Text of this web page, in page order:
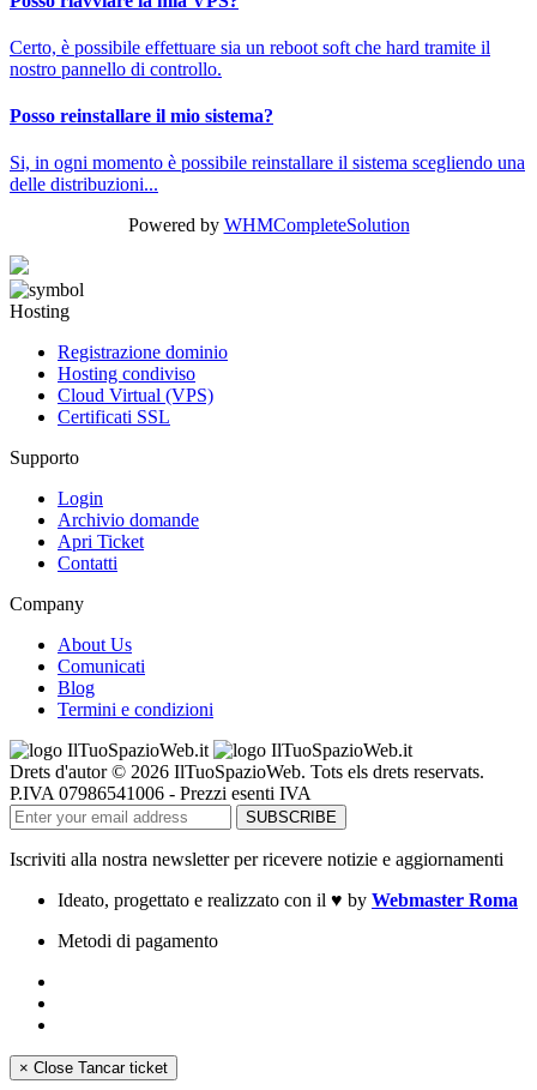
Certo, è possibile effettuare sia un reboot soft che hard tramite il
nostro pannello di controllo.
Posso reinstallare il mio sistema?
Si, in ogni momento è possibile reinstallare il sistema scegliendo una
delle distribuzioni...
Powered by WHMCompleteSolution
Hosting
Registrazione dominio
Hosting condiviso
Cloud Virtual (VPS)
Certificati SSL
Supporto
Login
Archivio domande
Apri Ticket
Contatti
Company
About Us
Comunicati
Blog
Termini e condizioni
Drets d'autor © 2026 IlTuoSpazioWeb. Tots els drets reservats.
P.IVA 07986541006 - Prezzi esenti IVA
Iscriviti alla nostra newsletter per ricevere notizie e aggiornamenti
Ideato, progettato e realizzato con il ♥ by Webmaster Roma
Metodi di pagamento
× Close Tancar ticket